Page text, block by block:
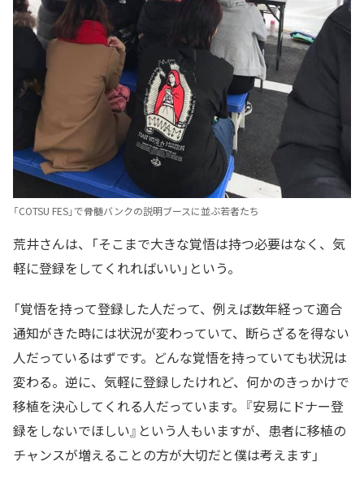
「COTSU FES」で骨髄バンクの説明ブースに並ぶ若者たち
荒井さんは、「そこまで大きな覚悟は持つ必要はなく、気
軽に登録をしてくれればいい」という。
「覚悟を持って登録した人だって、例えば数年経って適合
通知がきた時には状況が変わっていて、断らざるを得ない
人だっているはずです。どんな覚悟を持っていても状況は
変わる。逆に、気軽に登録したけれど、何かのきっかけで
移植を決心してくれる人だっています。『安易にドナー登
録をしないでほしい』という人もいますが、患者に移植の
チャンスが増えることの方が大切だと僕は考えます」